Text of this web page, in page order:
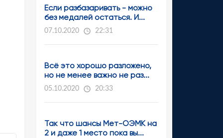
Если разбазаривать - можно
без медалей остаться. И...
07.10.2020 22:31
Всё это хорошо разложено,
но не менее важно не раз...
05.10.2020 20:33
Так что шансы Мет-ОЭМК на
2 и даже 1 место пока вы...